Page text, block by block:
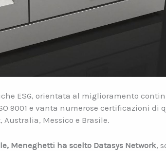
ESG, orientata al miglioramento
9001 e vanta numerose certificazioni di
Messico e Brasile.
Meneghetti ha scelto Datasys Network,